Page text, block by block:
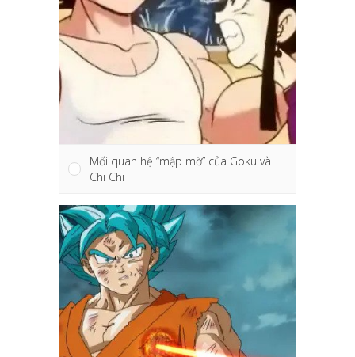
Mối quan hệ “mập mờ” của Goku và
Chi Chi